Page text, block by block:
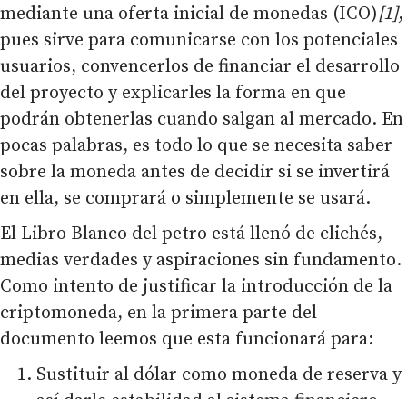
mediante una oferta inicial de monedas (ICO)[1],
pues sirve para comunicarse con los potenciales
usuarios, convencerlos de financiar el desarrollo
del proyecto y explicarles la forma en que
podrán obtenerlas cuando salgan al mercado. En
pocas palabras, es todo lo que se necesita saber
sobre la moneda antes de decidir si se invertirá
en ella, se comprará o simplemente se usará.
El Libro Blanco del petro está llenó de clichés,
medias verdades y aspiraciones sin fundamento.
Como intento de justificar la introducción de la
criptomoneda, en la primera parte del
documento leemos que esta funcionará para:
Sustituir al dólar como moneda de reserva y